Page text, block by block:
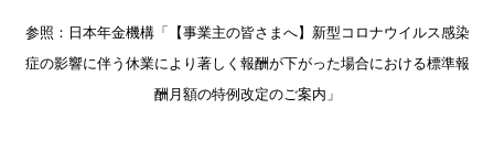
参照：日本年金機構「【事業主の皆さまへ】新型コロナウイルス感染
症の影響に伴う休業により著しく報酬が下がった場合における標準報
酬月額の特例改定のご案内」